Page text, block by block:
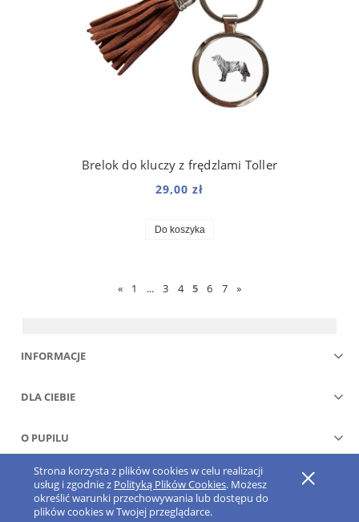
Strona korzysta z plików cookies w celu realizacji
usług i zgodnie z Polityką Plików Cookies. Możesz
określić warunki przechowywania lub dostępu do
plików cookies w Twojej przeglądarce.
Brelok do kluczy z frędzlami Toller
29,00 zł
Do koszyka
« 1 ... 3 4 5 6 7 »
INFORMACJE
DLA CIEBIE
O PUPILU
Pokaż pełną wersję strony
Sklep internetowy Shoper.pl